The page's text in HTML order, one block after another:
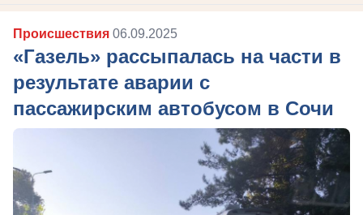
Происшествия 06.09.2025
«Газель» рассыпалась на части в
результате аварии с
пассажирским автобусом в Сочи